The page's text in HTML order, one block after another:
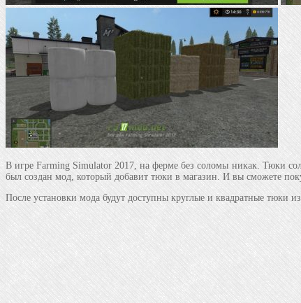
В игре Farming Simulator 2017, на ферме без соломы никак. Тюки
был создан мод, который добавит тюки в магазин. И вы сможете
После установки мода будут доступны круглые и квадратные тюки